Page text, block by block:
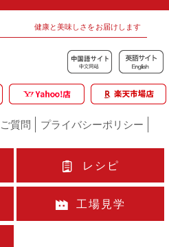
健康と美味しさをお届けします
質問 プライバシーポリシー
レシピ
工場見学